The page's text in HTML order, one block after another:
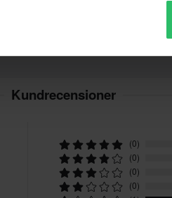
Kundrecensioner
(0)
(0)
(0)
(0)